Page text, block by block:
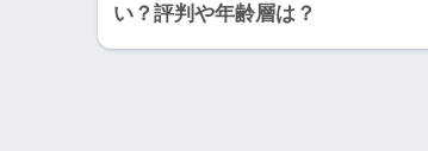
い？評判や年齢層は？